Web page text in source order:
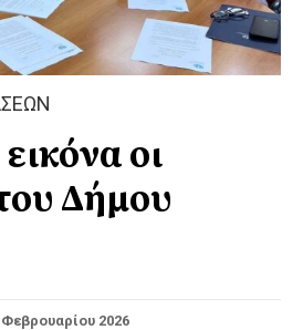
οι
Δήμου
Φεβρουαρίου 2026